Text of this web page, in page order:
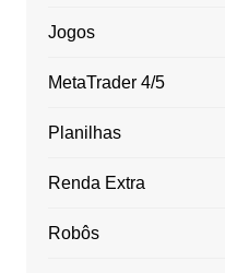
Jogos
MetaTrader 4/5
Planilhas
Renda Extra
Robôs